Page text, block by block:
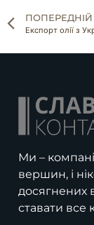
ПОПЕРЕДНІЙ
Ми –
вершин, і
досягнених
ставати все